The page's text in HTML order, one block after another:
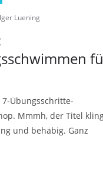
Luening
Übungsschritte-
Mmmh, der Titel
und behäbig. Ganz